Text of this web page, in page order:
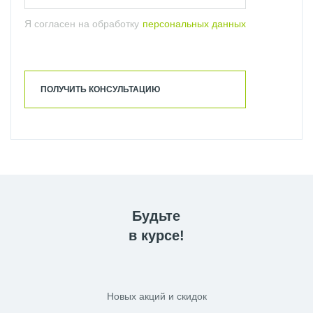
Я согласен на обработку персональных данных
ПОЛУЧИТЬ КОНСУЛЬТАЦИЮ
Будьте
в курсе!
Новых акций и скидок